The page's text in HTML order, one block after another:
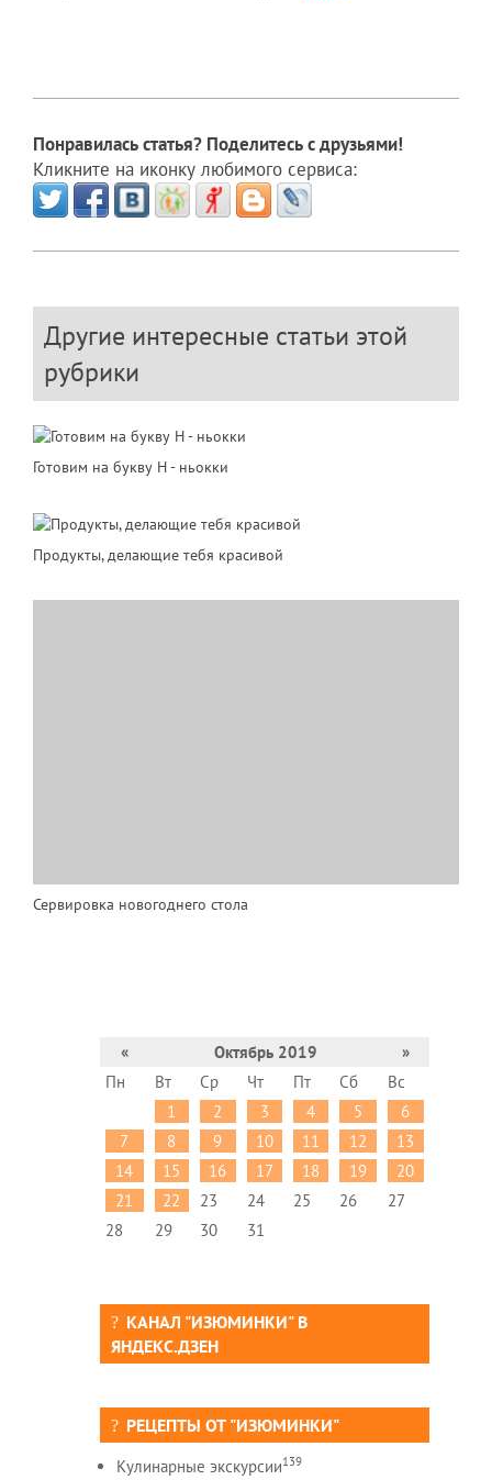
Понравилась статья? Поделитесь с друзьями!
Кликните на иконку любимого сервиса:
Другие интересные статьи этой
рубрики
Готовим на букву Н - ньокки
Продукты, делающие тебя красивой
Сервировка новогоднего стола
« Октябрь 2019
»
Пн
Вт Ср Чт Пт Сб
Вс
1
2 3 4 5
6
7
8 9 10 11 12
13
14
15 16 17 18 19
20
21
22 23 24 25 26
27
28
29 30 31
КАНАЛ "ИЗЮМИНКИ" В
ЯНДЕКС.ДЗЕН
РЕЦЕПТЫ ОТ "ИЗЮМИНКИ"
Кулинарные экскурсии139